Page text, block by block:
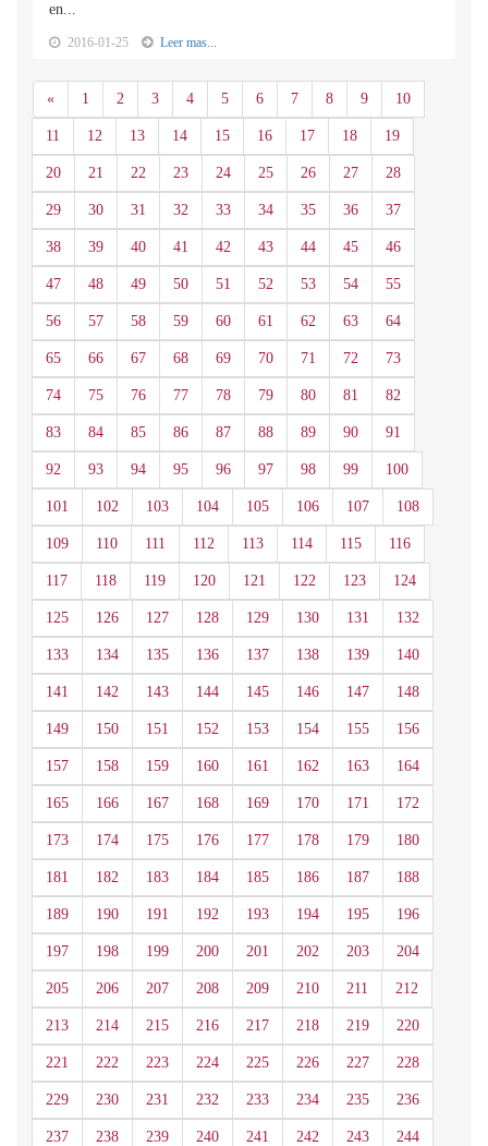
en...
2016-01-25 Leer mas...
«Anterior
1 2 3 4 5 6 7 8 9 10
11 12 13 14 15 16 17 18 19
20 21 22 23 24 25 26 27 28
29 30 31 32 33 34 35 36 37
38 39 40 41 42 43 44 45 46
47 48 49 50 51 52 53 54 55
56 57 58 59 60 61 62 63 64
65 66 67 68 69 70 71 72 73
74 75 76 77 78 79 80 81 82
83 84 85 86 87 88 89 90 91
92 93 94 95 96 97 98 99 100
101 102 103 104 105 106 107 108
109 110 111 112 113 114 115 116
117 118 119 120 121 122 123 124
125 126 127 128 129 130 131 132
133 134 135 136 137 138 139 140
141 142 143 144 145 146 147 148
149 150 151 152 153 154 155 156
157 158 159 160 161 162 163 164
165 166 167 168 169 170 171 172
173 174 175 176 177 178 179 180
181 182 183 184 185 186 187 188
189 190 191 192 193 194 195 196
197 198 199 200 201 202 203 204
205 206 207 208 209 210 211 212
213 214 215 216 217 218 219 220
221 222 223 224 225 226 227 228
229 230 231 232 233 234 235 236
237 238 239 240 241 242 243 244